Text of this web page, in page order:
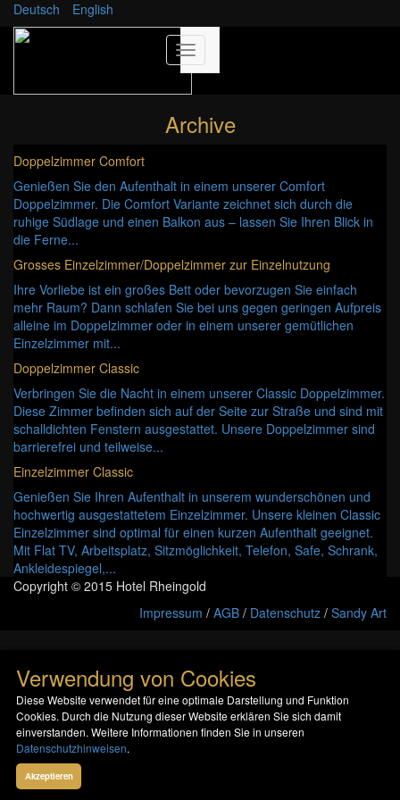
Deutsch English
Archive
Doppelzimmer Comfort
Genießen Sie den Aufenthalt in einem unserer Comfort
Doppelzimmer. Die Comfort Variante zeichnet sich durch die
ruhige Südlage und einen Balkon aus – lassen Sie Ihren Blick in
die Ferne...
Grosses Einzelzimmer/Doppelzimmer zur Einzelnutzung
Ihre Vorliebe ist ein großes Bett oder bevorzugen Sie einfach
mehr Raum? Dann schlafen Sie bei uns gegen geringen Aufpreis
alleine im Doppelzimmer oder in einem unserer gemütlichen
Einzelzimmer mit...
Doppelzimmer Classic
Verbringen Sie die Nacht in einem unserer Classic Doppelzimmer.
Diese Zimmer befinden sich auf der Seite zur Straße und sind mit
schalldichten Fenstern ausgestattet. Unsere Doppelzimmer sind
barrierefrei und teilweise...
Einzelzimmer Classic
Genießen Sie Ihren Aufenthalt in unserem wunderschönen und
hochwertig ausgestattetem Einzelzimmer. Unsere kleinen Classic
Einzelzimmer sind optimal für einen kurzen Aufenthalt geeignet.
Mit Flat TV, Arbeitsplatz, Sitzmöglichkeit, Telefon, Safe, Schrank,
Ankleidespiegel,...
Copyright © 2015 Hotel Rheingold
Impressum / AGB / Datenschutz / Sandy Art
Verwendung von Cookies
Diese Website verwendet für eine optimale Darstellung und Funktion
Cookies. Durch die Nutzung dieser Website erklären Sie sich damit
einverstanden. Weitere Informationen finden Sie in unseren
Datenschutzhinweisen.
Akzeptieren